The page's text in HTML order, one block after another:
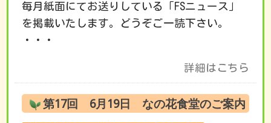
毎月紙面にてお送りしている「FSニュース」
を掲載いたします。どうぞご一読下さい。
・・・
詳細はこちら
第17回 6月19日 なの花食堂のご案内